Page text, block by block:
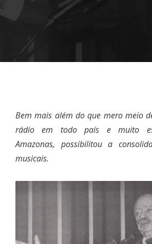
Bem mais além do que mero meio
rádio em todo país e muito
Amazonas, possibilitou a
musicais.